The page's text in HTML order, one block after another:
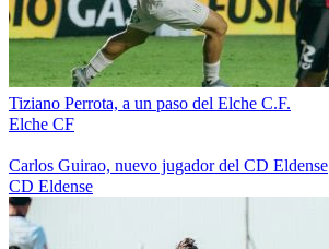
Tiziano Perrota, a un paso del Elche C.F.
Elche CF
Carlos Guirao, nuevo jugador del CD Eldense
CD Eldense